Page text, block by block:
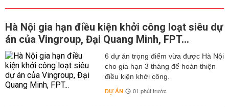
Hà Nội gia hạn điều kiện khởi công loạt siêu dự
án của Vingroup, Đại Quang Minh, FPT...
6 dự án trọng điểm vừa được Hà Nội
cho gia hạn 3 tháng để hoàn thiện
điều kiện khởi công.
DỰ ÁN 01 phút trước